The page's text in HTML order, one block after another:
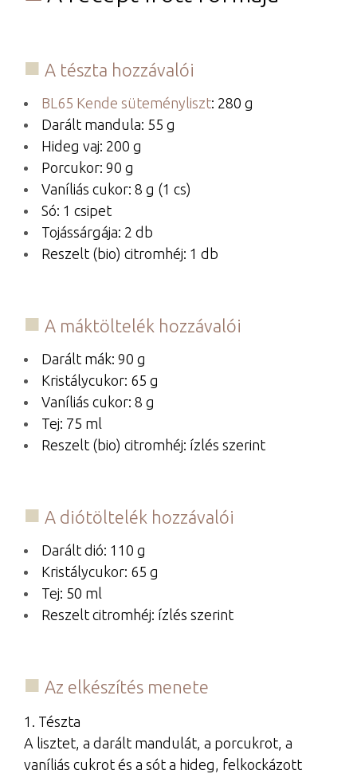
A tészta hozzávalói
BL65 Kende süteményliszt: 280 g
Darált mandula: 55 g
Hideg vaj: 200 g
Porcukor: 90 g
Vaníliás cukor: 8 g (1 cs)
Só: 1 csipet
Tojássárgája: 2 db
Reszelt (bio) citromhéj: 1 db
A máktöltelék hozzávalói
Darált mák: 90 g
Kristálycukor: 65 g
Vaníliás cukor: 8 g
Tej: 75 ml
Reszelt (bio) citromhéj: ízlés szerint
A diótöltelék hozzávalói
Darált dió: 110 g
Kristálycukor: 65 g
Tej: 50 ml
Reszelt citromhéj: ízlés szerint
Az elkészítés menete
1. Tészta
A lisztet, a darált mandulát, a porcukrot, a
vaníliás cukrot és a sót a hideg, felkockázott